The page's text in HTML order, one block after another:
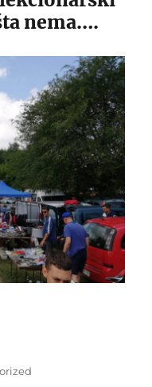
nema….